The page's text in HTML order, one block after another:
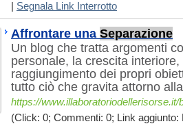
Segnala Link Interrotto
Affrontare una Separazione
Un blog che tratta argomenti
personale, la crescita interiore,
raggiungimento dei propri
tutto ciò che gravita attorno
https://www.illaboratoriodellerisorse.it/
(Click: 0; Commenti: 0; Link aggiunto: